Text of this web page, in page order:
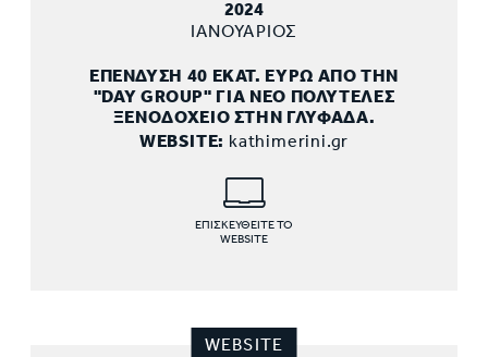
2024
ΙΑΝΟΥΑΡΙΟΣ
ΕΠΕΝΔΥΣΗ 40 ΕΚΑΤ. ΕΥΡΩ ΑΠΟ ΤΗΝ
"DAY GROUP" ΓΙΑ ΝΕΟ ΠΟΛΥΤΕΛΕΣ
ΞΕΝΟΔΟΧΕΙΟ ΣΤΗΝ ΓΛΥΦΑΔΑ.
WEBSITE: kathimerini.gr
ΕΠΙΣΚΕΥΘΕΙΤΕ ΤΟ
WEBSITE
WEBSITE